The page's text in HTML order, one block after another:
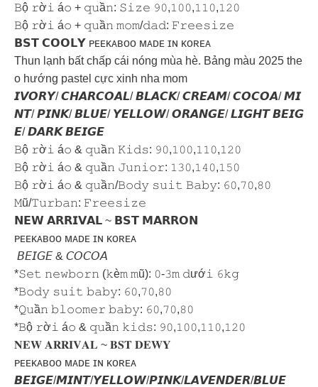
𝙱ộ 𝚛ờ𝚒 á𝚘 + 𝚚𝚞ầ𝚗: 𝚂𝚒𝚣𝚎 𝟿𝟶,𝟷𝟶𝟶,𝟷𝟷𝟶,𝟷𝟸𝟶
𝙱ộ 𝚛ờ𝚒 á𝚘 + 𝚚𝚞ầ𝚗 𝚖𝚘𝚖/𝚍𝚊𝚍: 𝙵𝚛𝚎𝚎𝚜𝚒𝚣𝚎
️𝗕𝗦𝗧 𝗖𝗢𝗢𝗟𝗬️ ᴘᴇᴇᴋᴀʙᴏᴏ ᴍᴀᴅᴇ ɪɴ ᴋᴏʀᴇᴀ
Thun lạnh bất chấp cái nóng mùa hè. Bảng màu 2025 the
o hướng pastel cực xinh nha mom
𝙄𝙑𝙊𝙍𝙔/ 𝘾𝙃𝘼𝙍𝘾𝙊𝘼𝙇/ 𝘽𝙇𝘼𝘾𝙆/ 𝘾𝙍𝙀𝘼𝙈/ 𝘾𝙊𝘾𝙊𝘼/ 𝙈𝙄
𝙉𝙏/ 𝙋𝙄𝙉𝙆/ 𝘽𝙇𝙐𝙀/ 𝙔𝙀𝙇𝙇𝙊𝙒/ 𝙊𝙍𝘼𝙉𝙂𝙀/ 𝙇𝙄𝙂𝙃𝙏 𝘽𝙀𝙄𝙂
𝙀/ 𝘿𝘼𝙍𝙆 𝘽𝙀𝙄𝙂𝙀
𝙱ộ 𝚛ờ𝚒 á𝚘 & 𝚚𝚞ầ𝚗 𝙺𝚒𝚍𝚜: 𝟿𝟶,𝟷𝟶𝟶,𝟷𝟷𝟶,𝟷𝟸𝟶
𝙱ộ 𝚛ờ𝚒 á𝚘 & 𝚚𝚞ầ𝚗 𝙹𝚞𝚗𝚒𝚘𝚛: 𝟷𝟹𝟶,𝟷𝟺𝟶,𝟷𝟻𝟶
𝙱ộ 𝚛ờ𝚒 á𝚘 & 𝚚𝚞ầ𝚗/𝙱𝚘𝚍𝚢 𝚜𝚞𝚒𝚝 𝙱𝚊𝚋𝚢: 𝟼𝟶,𝟽𝟶,𝟾𝟶
𝙼ũ/𝚃𝚞𝚛𝚋𝚊𝚗: 𝙵𝚛𝚎𝚎𝚜𝚒𝚣𝚎
𝗡𝗘𝗪 𝗔𝗥𝗥𝗜𝗩𝗔𝗟 ~ 𝗕𝗦𝗧 𝗠𝗔𝗥𝗥𝗢𝗡
ᴘᴇᴇᴋᴀʙᴏᴏ ᴍᴀᴅᴇ ɪɴ ᴋᴏʀᴇᴀ
𝘉𝘌𝘐𝘎𝘌 & 𝘊𝘖𝘊𝘖𝘈
*𝚂𝚎𝚝 𝚗𝚎𝚠𝚋𝚘𝚛𝚗 (𝚔è𝚖 𝚖ũ): 𝟶-𝟹𝚖 𝚍ướ𝚒 𝟼𝚔𝚐
*𝙱𝚘𝚍𝚢 𝚜𝚞𝚒𝚝 𝚋𝚊𝚋𝚢: 𝟼𝟶,𝟽𝟶,𝟾𝟶
*𝚀𝚞ầ𝚗 𝚋𝚕𝚘𝚘𝚖𝚎𝚛 𝚋𝚊𝚋𝚢: 𝟼𝟶,𝟽𝟶,𝟾𝟶
*𝙱ộ 𝚛ờ𝚒 á𝚘 & 𝚚𝚞ầ𝚗 𝚔𝚒𝚍𝚜: 𝟿𝟶,𝟷𝟶𝟶,𝟷𝟷𝟶,𝟷𝟸𝟶
𝐍𝐄𝐖 𝐀𝐑𝐑𝐈𝐕𝐀𝐋 ~ 𝐁𝐒𝐓 𝐃𝐄𝐖𝐘
ᴘᴇᴇᴋᴀʙᴏᴏ ᴍᴀᴅᴇ ɪɴ ᴋᴏʀᴇᴀ
𝘽𝙀𝙄𝙂𝙀/𝙈𝙄𝙉𝙏/𝙔𝙀𝙇𝙇𝙊𝙒/𝙋𝙄𝙉𝙆/𝙇𝘼𝙑𝙀𝙉𝘿𝙀𝙍/𝘽𝙇𝙐𝙀